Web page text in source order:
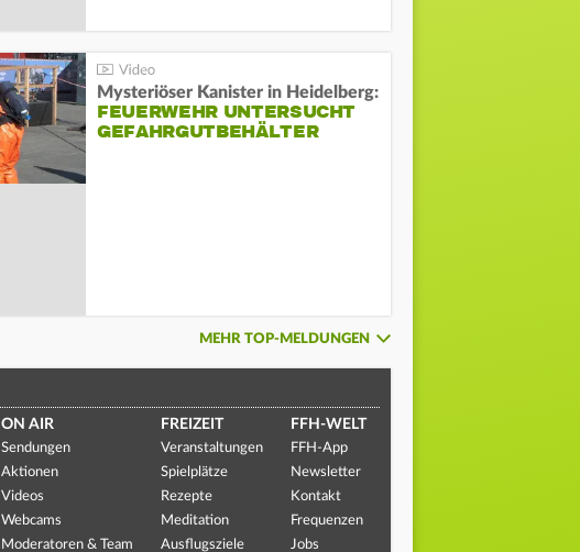
Mysteriöser Kanister in Heidelberg:
FEUERWEHR UNTERSUCHT
GEFAHRGUTBEHÄLTER
MEHR TOP-MELDUNGEN
ON AIR
Sendungen
Aktionen
Videos
Webcams
Moderatoren & Team
FREIZEIT
Veranstaltungen
Spielplätze
Rezepte
Meditation
Ausflugsziele
FFH-WELT
FFH-App
Newsletter
Kontakt
Frequenzen
Jobs